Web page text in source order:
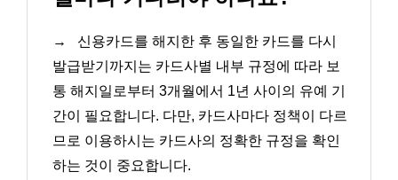
→
신용카드를 해지한 후 동일한 카드를 다시
발급받기까지는 카드사별 내부 규정에 따라 보
통 해지일로부터 3개월에서 1년 사이의 유예 기
간이 필요합니다. 다만, 카드사마다 정책이 다르
므로 이용하시는 카드사의 정확한 규정을 확인
하는 것이 중요합니다.